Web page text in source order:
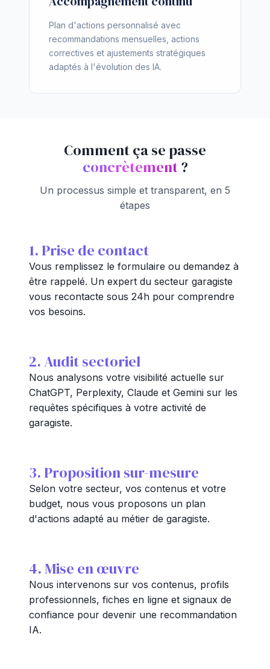
Plan d'actions personnalisé avec
recommandations mensuelles, actions
correctives et ajustements stratégiques
adaptés à l'évolution des IA.
Comment ça se passe
concrètement?
Un processus simple et transparent, en 5
étapes
1. Prise de contact
Vous remplissez le formulaire ou demandez à
être rappelé. Un expert du secteur garagiste
vous recontacte sous 24h pour comprendre
vos besoins.
2. Audit sectoriel
Nous analysons votre visibilité actuelle sur
ChatGPT, Perplexity, Claude et Gemini sur les
requêtes spécifiques à votre activité de
garagiste.
3. Proposition sur-mesure
Selon votre secteur, vos contenus et votre
budget, nous vous proposons un plan
d'actions adapté au métier de garagiste.
4. Mise en œuvre
Nous intervenons sur vos contenus, profils
professionnels, fiches en ligne et signaux de
confiance pour devenir une recommandation
IA.